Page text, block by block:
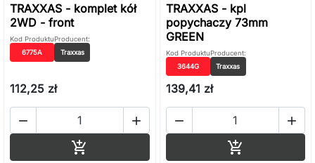
TRAXXAS - komplet kół
2WD - front
Kod Produktu
6775A
Producent:
Traxxas
112,25 zł
 

TRAXXAS - kpl
popychaczy 73mm
GREEN
Kod Produktu
3644G
Producent:
Traxxas
139,41 zł
 
